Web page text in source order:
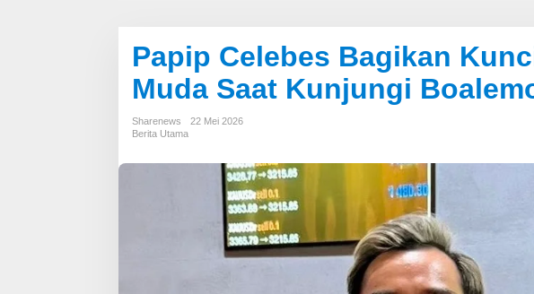
Papip Celebes Bagikan
Muda Saat Kunjungi
Sharenews
22 Mei 2026
Berita Utama